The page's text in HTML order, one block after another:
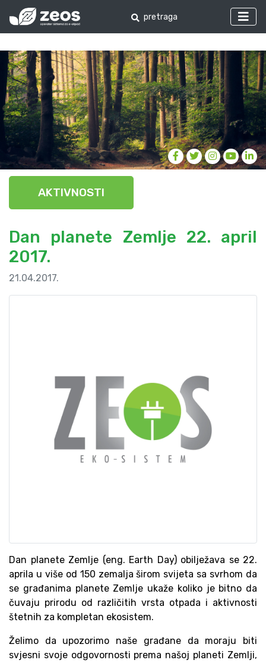
AKTIVNOSTI
Dan planete Zemlje 22. april
2017.
21.04.2017.
Dan planete Zemlje (eng. Earth Day) obilježava se 22.
aprila u više od 150 zemalja širom svijeta sa svrhom da
se građanima planete Zemlje ukaže koliko je bitno da
čuvaju prirodu od različitih vrsta otpada i aktivnosti
štetnih za kompletan ekosistem.
Želimo da upozorimo naše građane da moraju biti
svjesni svoje odgovornosti prema našoj planeti Zemlji,